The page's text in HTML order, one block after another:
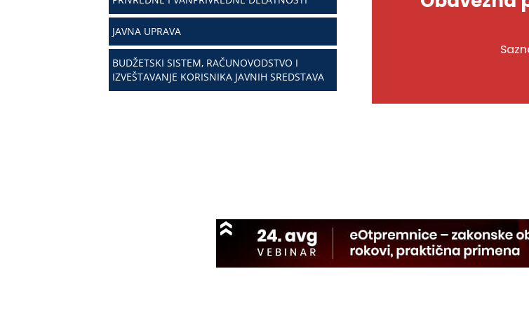
JAVNA UPRAVA
BUDŽETSKI SISTEM, RAČUNOVODSTVO I
IZVEŠTAVANJE KORISNIKA JAVNIH SREDSTAVA